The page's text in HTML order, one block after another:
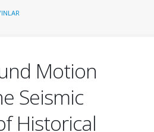
Motion
Seismic
Historical